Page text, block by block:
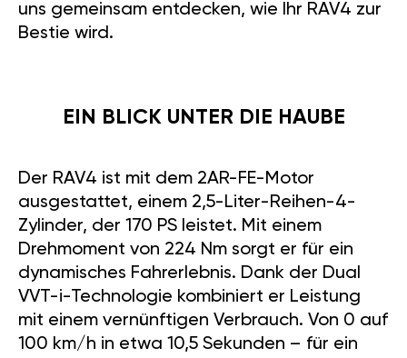
uns gemeinsam entdecken, wie Ihr RAV4 zur
Bestie wird.
EIN BLICK UNTER DIE HAUBE
Der RAV4 ist mit dem 2AR-FE-Motor
ausgestattet, einem 2,5-Liter-Reihen-4-
Zylinder, der 170 PS leistet. Mit einem
Drehmoment von 224 Nm sorgt er für ein
dynamisches Fahrerlebnis. Dank der Dual
VVT-i-Technologie kombiniert er Leistung
mit einem vernünftigen Verbrauch. Von 0 auf
100 km/h in etwa 10,5 Sekunden – für ein